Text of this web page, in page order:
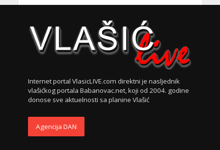
Internet portal VlasicLIVE.com direktni je nasljednik
vlašićkog portala Babanovac.net, koji od 2004. godine
donose sve aktuelnosti sa planine Vlašić
Agencija DAN